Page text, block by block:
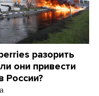
разорить
они привести
России?